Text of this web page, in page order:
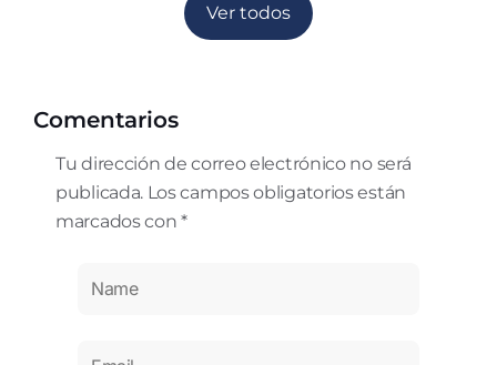
Ver todos
Comentarios
Tu dirección de correo electrónico no será
publicada. Los campos obligatorios están
marcados con *